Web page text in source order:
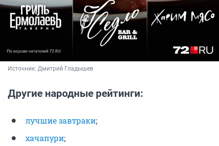
Источник: Дмитрий Гладышев
Другие народные рейтинги:
лучшие завтраки;
хачапури;